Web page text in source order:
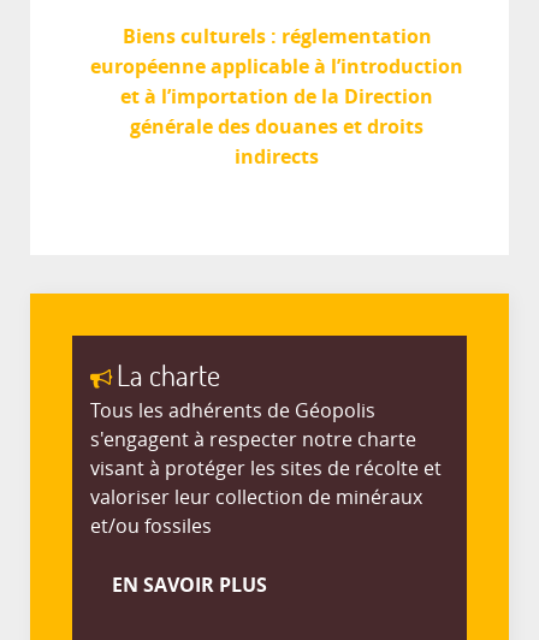
Biens culturels : réglementation
européenne applicable à l’introduction
et à l’importation de la Direction
générale des douanes et droits
indirects
La charte
Tous les adhérents de Géopolis
s'engagent à respecter notre charte
visant à protéger les sites de récolte et
valoriser leur collection de minéraux
et/ou fossiles
EN SAVOIR PLUS